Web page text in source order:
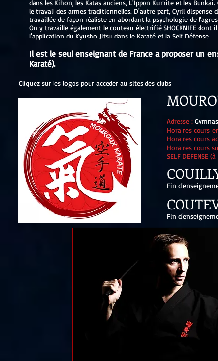
dans les Kihon, les Katas anciens, L'Ippon Kumite et les
le travail des armes traditionnelles. D'autre part, Cyril dispense
travaillée de façon réaliste en abordant la psychologie de
On y travaille également le couteau électrifié SHOCKNIFE
l'application du Kyusho Jitsu dans le Karaté et la Self Défense.
Il est le seul enseignant de France a proposer un
Karaté).
Cliquez sur les logos pour acceder au sites des clubs
Adresse :
Horaires cours
Horaires cours
Horaires cours
SELF DEFENSE
Fin
Fin